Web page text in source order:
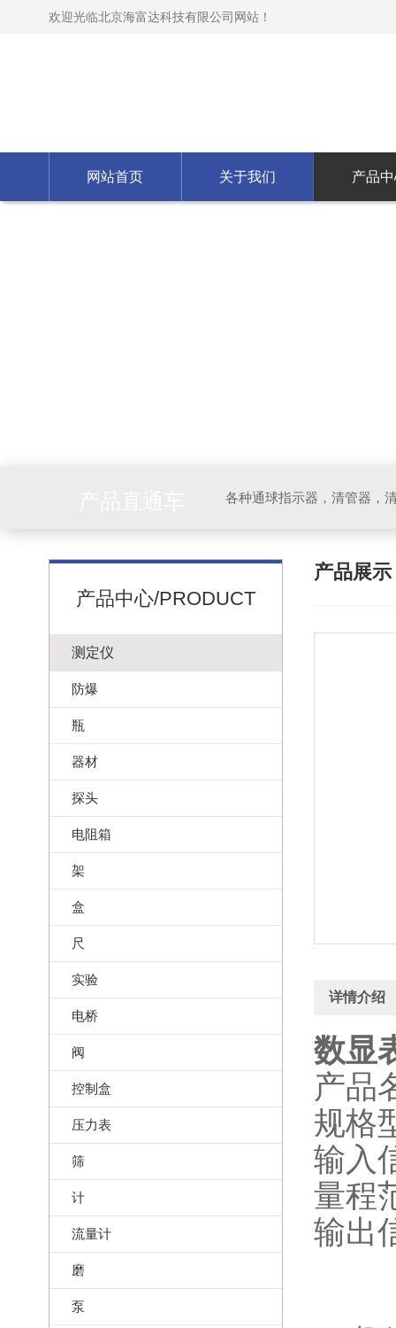
欢迎光临北京海富达科技有限公司网站！
网站首页 关于我们 产品
各种通球指示器，清管器，
产品中心/PRODUCT
测定仪
防爆
瓶
器材
探头
电阻箱
架
盒
尺
实验
电桥
阀
控制盒
压力表
筛
计
流量计
磨
泵
产品展示
详情介绍
数显
产品
规格
输入
量程
输出